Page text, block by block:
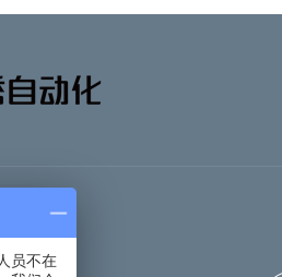
员不在